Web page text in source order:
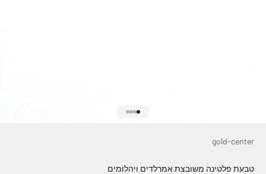
gold-center
טבעת פלטינה משובצת אמרלדים ויהלומים